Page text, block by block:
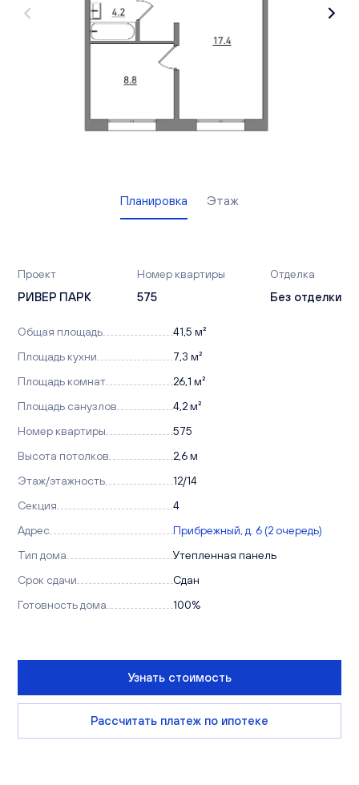
Вакансии
Планировка Этаж
Проект
РИВЕР ПАРК
Номер квартиры
575
Отделка
Без отделки
Общая площадь
41,5 м²
Площадь кухни
7,3 м²
Площадь комнат
26,1 м²
Площадь санузлов
4,2 м²
Номер квартиры
575
Высота потолков
2,6 м
Этаж/этажность
12/14
Секция
4
Адрес
Прибрежный, д. 6 (2 очередь)
Тип дома
Утепленная панель
Срок сдачи
Сдан
Готовность дома
100%
Узнать стоимость
Рассчитать платеж по ипотеке